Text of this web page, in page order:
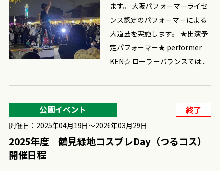
ます。 大阪パフォーマーライセ
ンス認定のパフォーマーによる
大道芸を実施します。 ★出演予
定パフォーマー★ performer
KEN☆ ローラーバランスでは...
公園イベント 終了
開催日：2025年04月19日〜2026年03月29日
2025年度 鶴見緑地コスプレDay（つるコス）
開催日程